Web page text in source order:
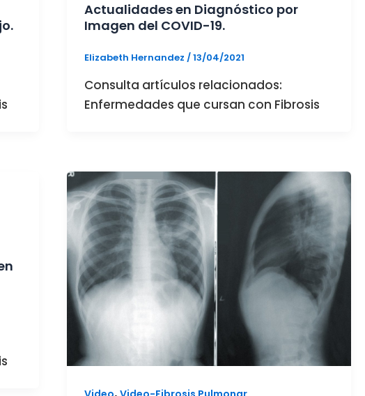
Actualidades en Diagnóstico por
Imagen del COVID-19.
Elizabeth Hernandez/13/04/2021
Consulta artículos relacionados:
Enfermedades que cursan con Fibrosis